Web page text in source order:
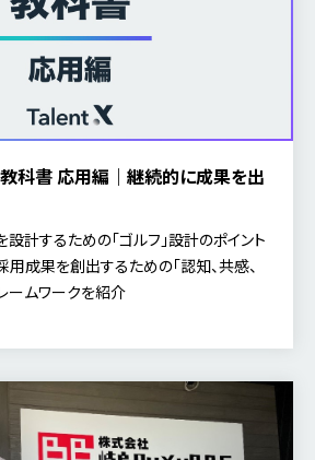
科書 応用編｜継続的に成果を出
設計するための「ゴルフ」設計のポイント
用成果を創出するための「認知、共感、
ームワークを紹介